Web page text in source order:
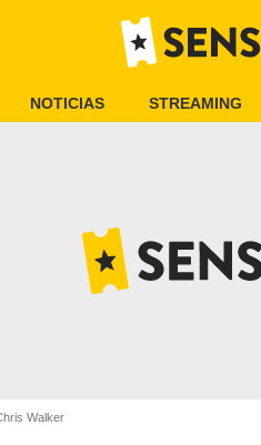
NOTICIAS STREAMING
Walker